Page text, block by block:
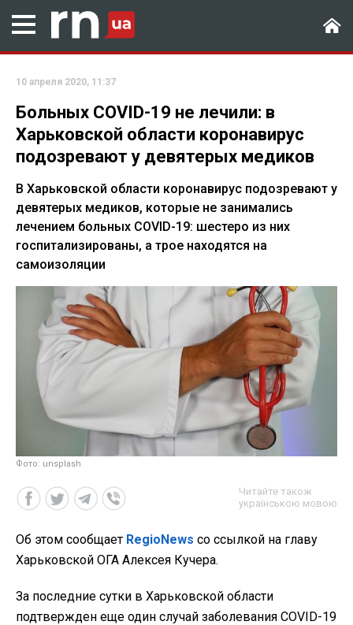
10 апреля 2020, 11:37
Больных COVID-19 не лечили: в
Харьковской области коронавирус
подозревают у девятерых медиков
В Харьковской области коронавирус подозревают у
девятерых медиков, которые не занимались
лечением больных COVID-19: шестеро из них
госпитализированы, а трое находятся на
самоизоляции
Фото: unsplash
Читайте також
українською мовою
Об этом сообщает RegioNews со ссылкой на главу
Харьковской ОГА Алексея Кучера.
За последние сутки в Харьковской области
подтвержден еще один случай заболевания COVID-19